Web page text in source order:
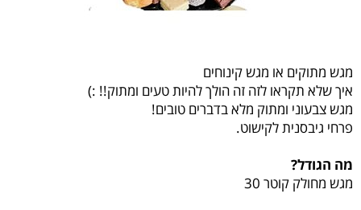
מגש מתוקים או מגש קינוחים
איך שלא תקראו לזה זה הולך להיות טעים ומתוק!! :)
מגש צבעוני ומתוק מלא בדברים טובים!
פרחי גיבסנית לקישוט.
מה הגודל?
מגש מחולק קוטר 30